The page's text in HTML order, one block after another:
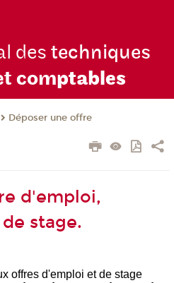
destechniques
comptables
Déposer une offre
d'emploi,
stage.